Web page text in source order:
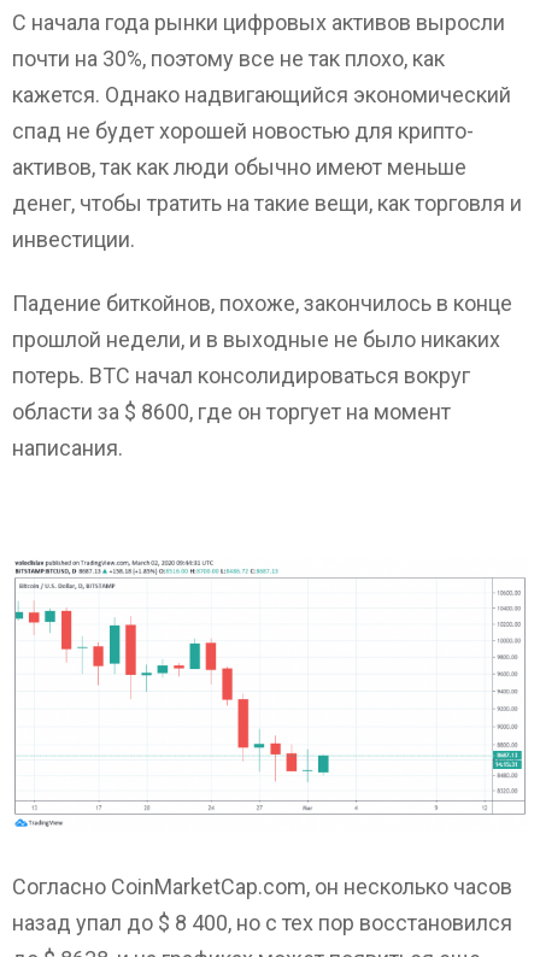
С начала года рынки цифровых активов выросли
почти на 30%, поэтому все не так плохо, как
кажется. Однако надвигающийся экономический
спад не будет хорошей новостью для крипто-
активов, так как люди обычно имеют меньше
денег, чтобы тратить на такие вещи, как торговля и
инвестиции.
Падение биткойнов, похоже, закончилось в конце
прошлой недели, и в выходные не было никаких
потерь. BTC начал консолидироваться вокруг
области за $ 8600, где он торгует на момент
написания.
Согласно CoinMarketCap.com, он несколько часов
назад упал до $ 8 400, но с тех пор восстановился